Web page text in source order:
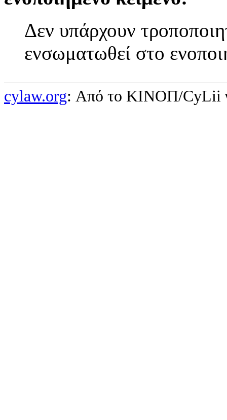
Δεν υπάρχουν
ενσωματωθεί στο
cylaw.org: Από το ΚΙΝOΠ/CyLii